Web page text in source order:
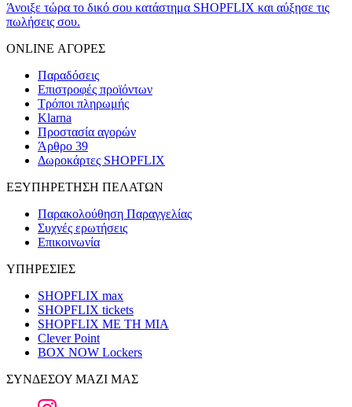
Άνοιξε τώρα το δικό σου κατάστημα SHOPFLIX και αύξησε τις
πωλήσεις σου.
ONLINE ΑΓΟΡΕΣ
Παραδόσεις
Επιστροφές προϊόντων
Τρόποι πληρωμής
Klarna
Προστασία αγορών
Άρθρο 39
Δωροκάρτες SHOPFLIX
ΕΞΥΠΗΡΕΤΗΣΗ ΠΕΛΑΤΩΝ
Παρακολούθηση Παραγγελίας
Συχνές ερωτήσεις
Επικοινωνία
ΥΠΗΡΕΣΙΕΣ
SHOPFLIX max
SHOPFLIX tickets
SHOPFLIX ΜΕ ΤΗ ΜΙΑ
Clever Point
BOX NOW Lockers
ΣΥΝΔΕΣΟΥ ΜΑΖΙ ΜΑΣ